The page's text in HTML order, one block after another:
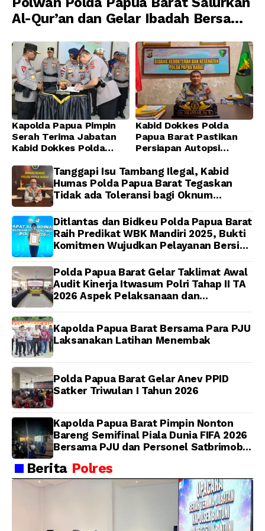
Al-Qur’an dan Gelar Ibadah Bersama
Kapolda Papua Pimpin
Serah Terima Jabatan
Kabid Dokkes Polda
Kabid Dokkes Polda
Papua Barat Pastikan
Persiapan Autopsi
Papua Barat Yanto
Idorway Telah Matang,
Pelaksanaan
Dijadwalkan Kamis
Tanggapi Isu Tambang Ilegal, Kabid
Humas Polda Papua Barat Tegaskan
Tidak ada Toleransi bagi Oknum
Ditlantas dan Bidkeu Polda Papua Barat
Raih Predikat WBK Mandiri 2025, Bukti
Komitmen Wujudkan Pelayanan Bersih
Polda Papua Barat Gelar Taklimat Awal
Audit Kinerja Itwasum Polri Tahap II TA
2026 Aspek Pelaksanaan dan
Kapolda Papua Barat Bersama Para PJU
Laksanakan Latihan Menembak
Polda Papua Barat Gelar Anev PPID
Satker Triwulan I Tahun 2026
Kapolda Papua Barat Pimpin Nonton
Bareng Semifinal Piala Dunia FIFA 2026
Bersama PJU dan Personel Satbrimob
Berita Polres